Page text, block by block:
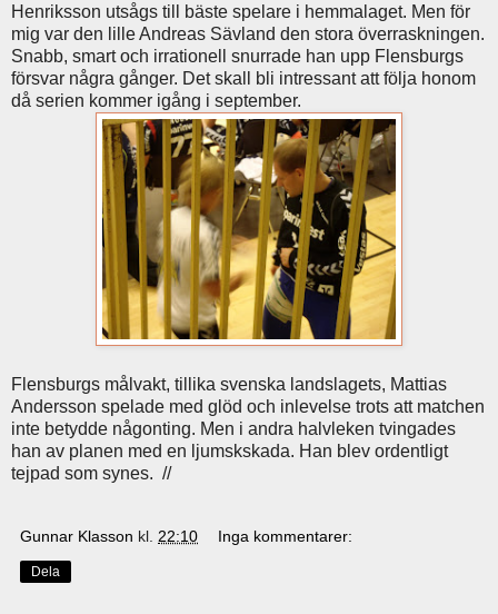
Henriksson utsågs till bäste spelare i hemmalaget. Men för
mig var den lille Andreas Sävland den stora överraskningen.
Snabb, smart och irrationell snurrade han upp Flensburgs
försvar några gånger. Det skall bli intressant att följa honom
då serien kommer igång i september.
Flensburgs målvakt, tillika svenska landslagets, Mattias
Andersson spelade med glöd och inlevelse trots att matchen
inte betydde någonting. Men i andra halvleken tvingades
han av planen med en ljumskskada. Han blev ordentligt
tejpad som synes. //
Gunnar Klasson kl. 22:10 Inga kommentarer:
Dela